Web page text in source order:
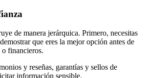
de manera jerárquica. Primero, necesitas
que eres la mejor opción antes de
o financieros.
y reseñas, garantías y sellos de
información sensible.